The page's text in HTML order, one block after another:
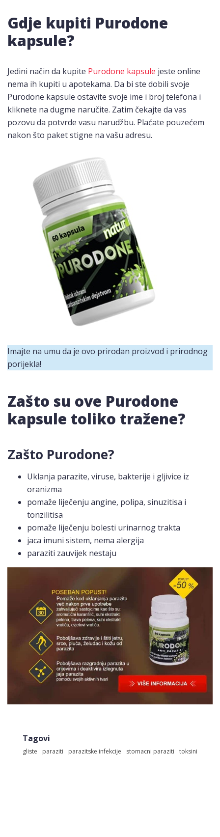
Gdje kupiti Purodone
kapsule?
Jedini način da kupite Purodone kapsule jeste online
nema ih kupiti u apotekama. Da bi ste dobili svoje
Purodone kapsule ostavite svoje ime i broj telefona i
kliknete na dugme naručite. Zatim čekajte da vas
pozovu da potvrde vasu narudžbu. Plaćate pouzećem
nakon što paket stigne na vašu adresu.
Imajte na umu da je ovo prirodan proizvod i prirodnog
porijekla!
Zašto su ove Purodone
kapsule toliko tražene?
Zašto Purodone?
Uklanja parazite, viruse, bakterije i gljivice iz
oranizma
pomaže liječenju angine, polipa, sinuzitisa i
tonzilitisa
pomaže liječenju bolesti urinarnog trakta
jaca imuni sistem, nema alergija
paraziti zauvijek nestaju
Tagovi
gliste paraziti parazitske infekcije stomacni paraziti toksini